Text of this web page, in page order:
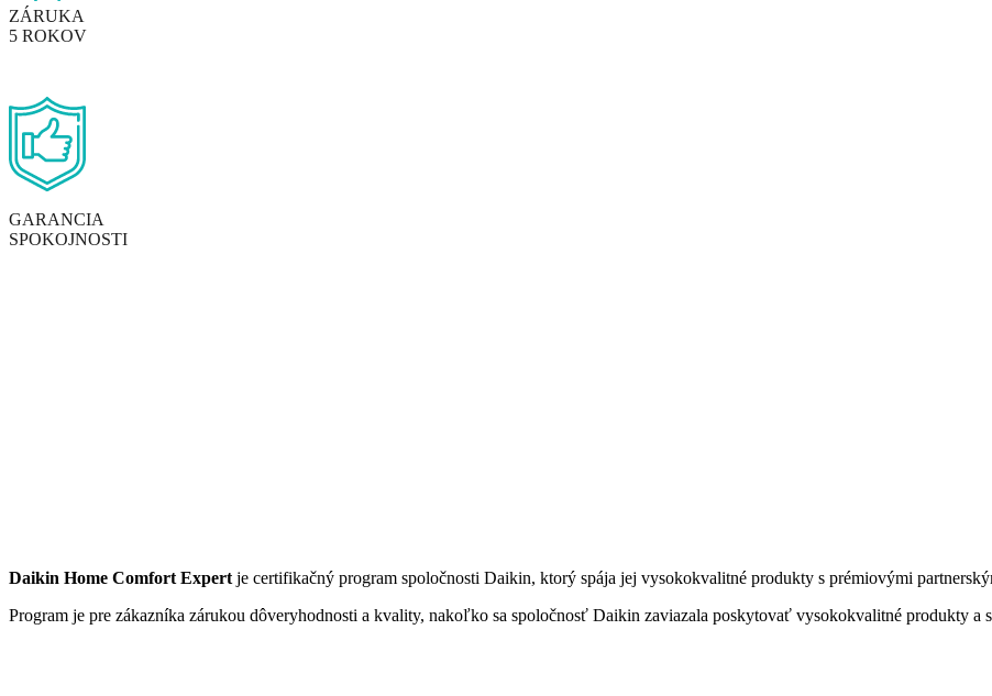
ZÁRUKA
5 ROKOV
GARANCIA
SPOKOJNOSTI
Daikin Home Comfort Expert je certifikačný program spoločnosti Daikin, ktorý spája jej vysokokvalitné produkty s prémiovými
Program je pre zákazníka zárukou dôveryhodnosti a kvality, nakoľko sa spoločnosť Daikin zaviazala poskytovať vysokokvalitné produkty